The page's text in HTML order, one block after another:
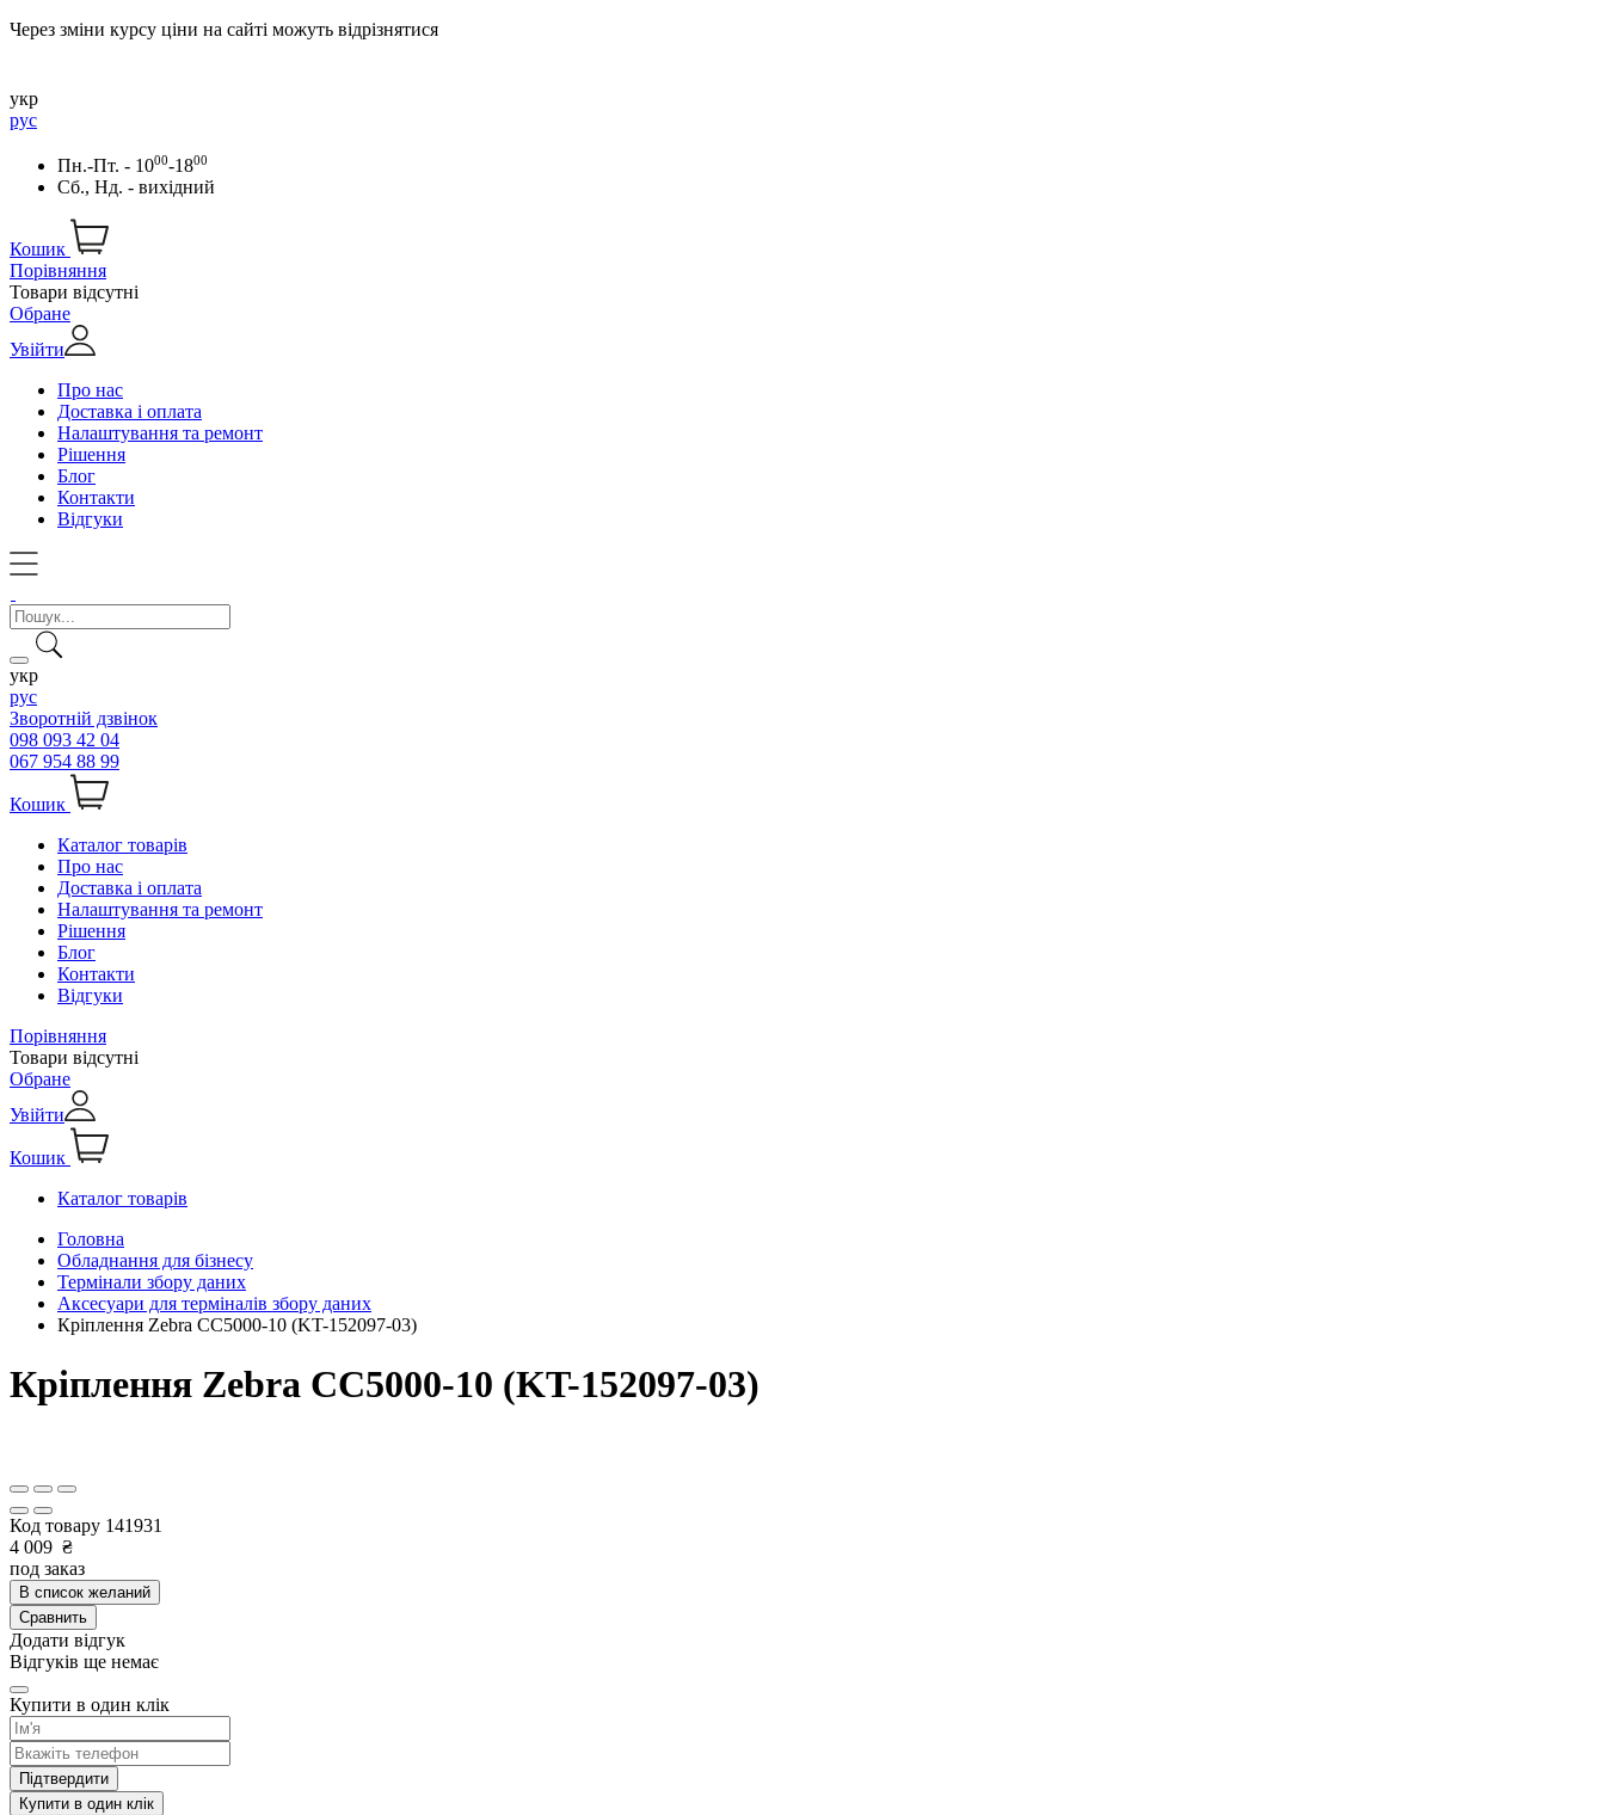
Через зміни курсу ціни на сайті можуть відрізнятися
укр
рус
Пн.-Пт. - 1000-1800
Сб., Нд. - вихідний
Кошик
Порівняння
Товари відсутні
Обране
Увійти
Про нас
Доставка і оплата
Налаштування та ремонт
Рішення
Блог
Контакти
Відгуки
укр
рус
Зворотній дзвінок
098 093 42 04
067 954 88 99
Кошик
Каталог товарів
Про нас
Доставка і оплата
Налаштування та ремонт
Рішення
Блог
Контакти
Відгуки
Порівняння
Товари відсутні
Обране
Увійти
Кошик
Каталог товарів
Головна
Обладнання для бізнесу
Термінали збору даних
Аксесуари для терміналів збору даних
Кріплення Zebra CC5000-10 (KT-152097-03)
Кріплення Zebra CC5000-10 (KT-152097-03)
Код товару 141931
4 009 ₴
под заказ
В список желаний
Сравнить
Додати відгук
Відгуків ще немає
Купити в один клік
Підтвердити
Купити в один клік